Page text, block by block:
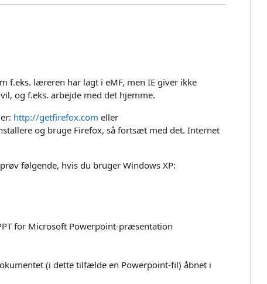
f.eks. læreren har lagt i eMF, men IE giver ikke
og f.eks. arbejde med det hjemme.
http://getfirefox.com eller
og bruge Firefox, så fortsæt med det. Internet
følgende, hvis du bruger Windows XP:
for Microsoft Powerpoint-præsentation
(i dette tilfælde en Powerpoint-fil) åbnet i